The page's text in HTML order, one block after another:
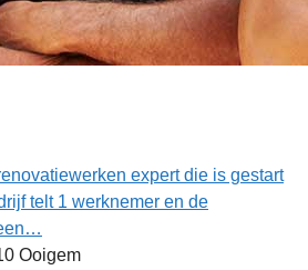
expert die is gestart
telt 1 werknemer en de
Ooigem